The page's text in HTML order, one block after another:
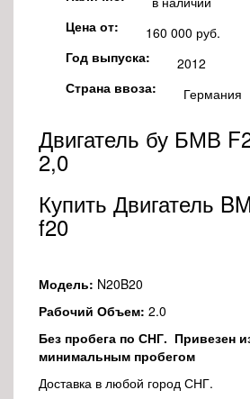
Цена от:
160 000 руб.
Год выпуска:
2012
Страна ввоза:
Германия
Двигатель бу БМВ
2,0
Купить Двигатель
f20
Модель: N20B20
Рабочий Объем: 2.0
Без пробега по СНГ. Привезен
минимальным пробегом
Доставка в любой город СНГ.